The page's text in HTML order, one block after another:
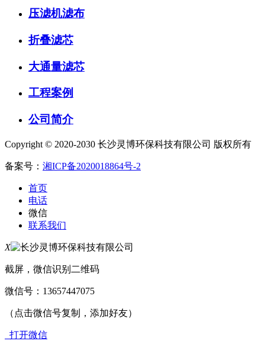
压滤机滤布
折叠滤芯
大通量滤芯
工程案例
公司简介
Copyright © 2020-2030 长沙灵博环保科技有限公司 版权所有
备案号： 湘ICP备2020018864号-2
首页
电话
微信
联系我们
X
截屏，微信识别二维码
微信号： 13657447075
（点击微信号复制，添加好友）
打开微信